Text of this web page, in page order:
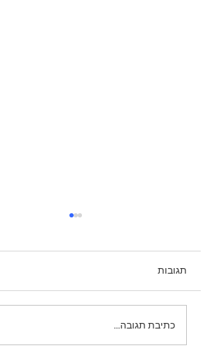
תמרור 431 – אין פניית פרסה
תגובות
כתיבת תגובה...